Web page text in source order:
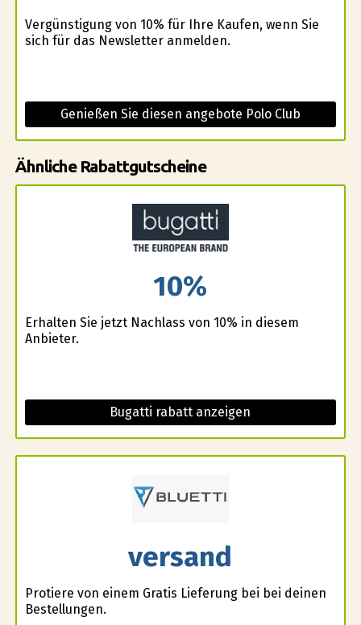
Vergünstigung von 10% für Ihre Kaufen, wenn Sie
sich für das Newsletter anmelden.
Genießen Sie diesen angebote Polo Club
Ähnliche Rabattgutscheine
10%
Erhalten Sie jetzt Nachlass von 10% in diesem
Anbieter.
Bugatti rabatt anzeigen
versand
Profitiere von einem Gratis Lieferung bei bei deinen
Bestellungen.